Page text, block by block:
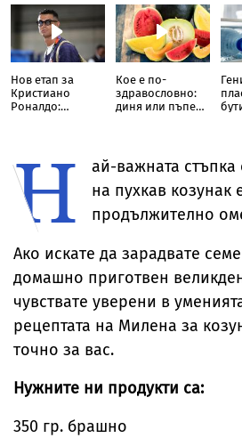
Нов етап за
Кристиано
Роналдо:
ТВ сериал
Кое е по-
здравословно:
диня или пъпеш?
Н
ай-важната стъпка
на пухкав козунак
продължително
Ако искате да зарадвате
домашно приготвен
чувствате уверени в
рецептата на Милена за
точно за вас.
Нужните ни продукти са:
350 гр. брашно